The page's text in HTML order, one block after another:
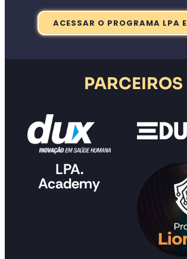
ACESSAR O PROGRAMA LPA
PARCEIROS
LPA.
Academy